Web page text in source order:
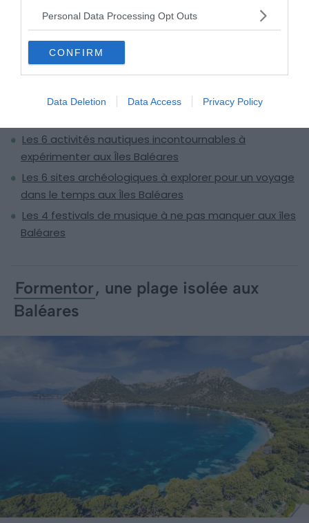
Personal Data Processing Opt Outs
CONFIRM
Data Deletion Data Access Privacy Policy
À lire aussi sur le guide Îles Baléares :
Visiter les îles Baléares : 10 incontournables à faire et
Les 6 activités nautiques incontournables à
expérimenter aux Îles Baléares
Les 6 sites archéologiques à explorer pour un voyage
dans le temps aux Îles Baléares
Les 4 festivals de musique à ne pas manquer aux îles
Baléares
Formentor, une plage isolée aux
Baléares